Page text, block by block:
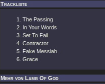
Trackliste
The Passing
In Your Words
Set To Fail
Contractor
Fake Messiah
Grace
Mehr von Lamb Of God